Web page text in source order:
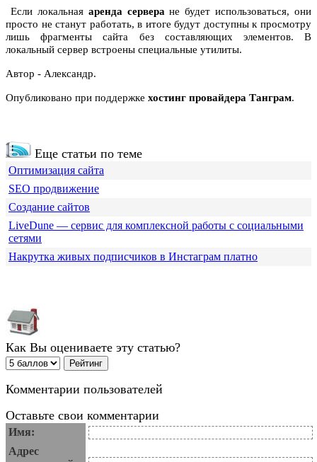
Если локальная аренда серверане будет использоваться, они
просто не станут работать, в итоге будут доступны к просмотру
лишь фрагменты сайта без составляющих элементов. В
локальный сервер встроены специальные утилиты.
Автор - Александр.
Опубликовано при поддержке хостинг провайдера Танграм.
Еще статьи по теме
Оптимизация сайта
SEO продвижение
Создание сайтов
LiveDune — сервис для комплексной работы с социальными
сетями
Накрутка живых подписчиков в Инстаграм платно
Как Вы оцениваете эту статью?
Комментарии пользователей
Оставьте свои комментарии
Имя:
Адрес